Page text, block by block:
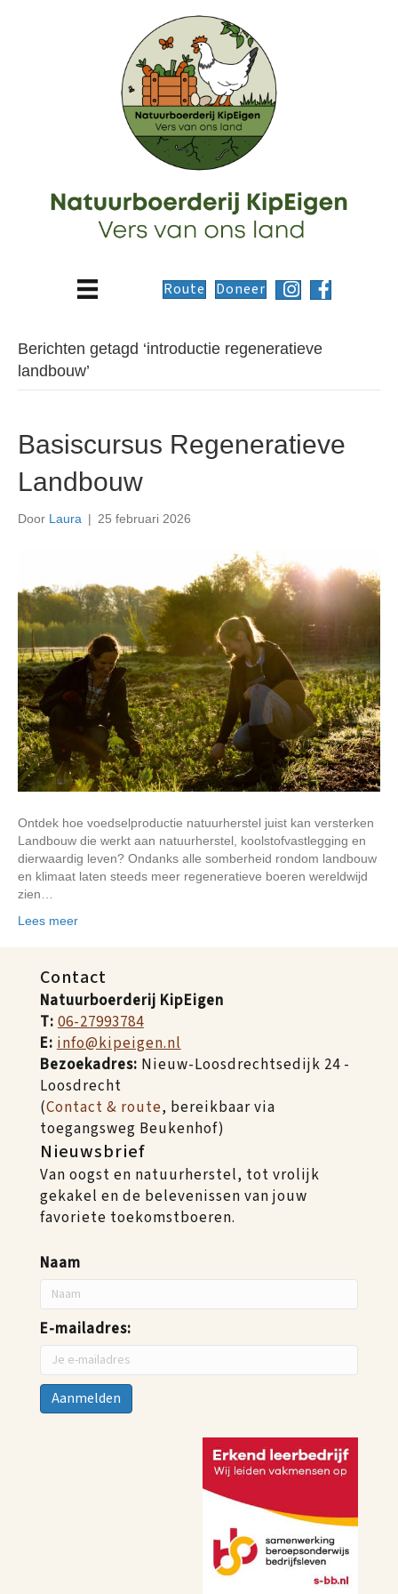
Route Doneer
Berichten getagd ‘introductie regeneratieve
landbouw’
Basiscursus Regeneratieve
Landbouw
Door Laura | 25 februari 2026
Ontdek hoe voedselproductie natuurherstel juist kan versterken
Landbouw die werkt aan natuurherstel, koolstofvastlegging en
dierwaardig leven? Ondanks alle somberheid rondom landbouw
en klimaat laten steeds meer regeneratieve boeren wereldwijd
zien…
Lees meer
Contact
Natuurboerderij KipEigen
T:06-27993784
E:info@kipeigen.nl
Bezoekadres: Nieuw-Loosdrechtsedijk 24 -
Loosdrecht
(Contact & route, bereikbaar via
toegangsweg Beukenhof)
Nieuwsbrief
Van oogst en natuurherstel, tot vrolijk
gekakel en de belevenissen van jouw
favoriete toekomstboeren.
Naam
E-mailadres: